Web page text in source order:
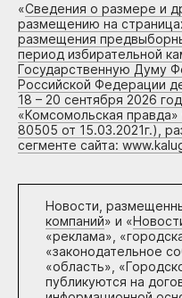
«Сведения о размере и
размещению на
размещения
период избирательной
Государственную Думу
Российской Федерации
18 – 20 сентября 2026
«Комсомольская
80505 от 15.03.2021г.),
сегменте сайта:
Новости,
компаний» и «
«реклама»,
«законодательное
«область»,
публикуются на